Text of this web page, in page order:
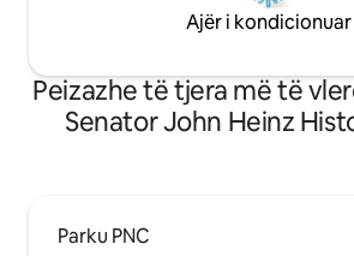
Ajër i kondicionuar
Peizazhe të tjera më të
Senator John Heinz
Parku PNC